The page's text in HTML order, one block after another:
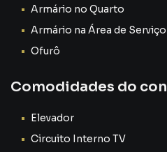
O Morada da Colina é
✔ residencial
✔ seguro
É uma região que proporciona
Armário no Quarto
Armário na Área de Serviço
Ofurô
Comodidades do
Elevador
Circuito Interno TV